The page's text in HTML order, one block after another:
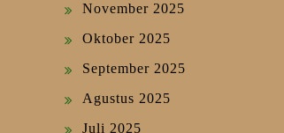
November 2025
Oktober 2025
September 2025
Agustus 2025
Juli 2025